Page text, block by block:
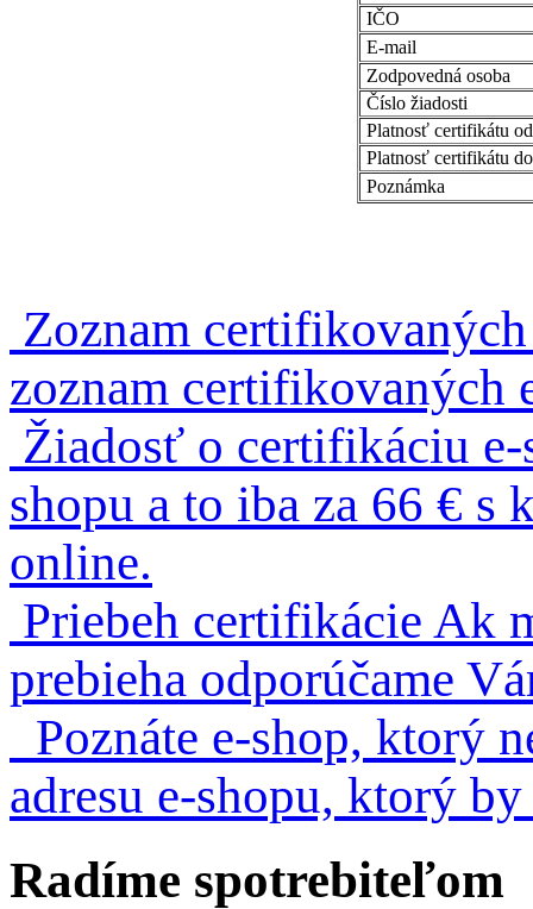
IČO
E-mail
Zodpovedná osoba
Číslo žiadosti
Platnosť certifikátu od
Platnosť certifikátu do
Poznámka
Zoznam
zoznam certifikovaných
Žiadosť o certifikáciu e-
shopu a to iba za 66 €
online.
Priebeh certifikácie Ak
prebieha odporúčame
Poznáte e-shop, ktorý
adresu e-shopu, ktorý
Radíme spotrebiteľom